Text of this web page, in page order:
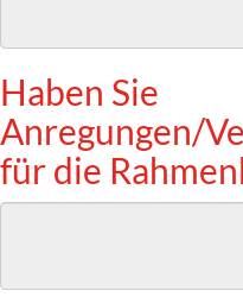
Haben Sie
Anregungen/
für die